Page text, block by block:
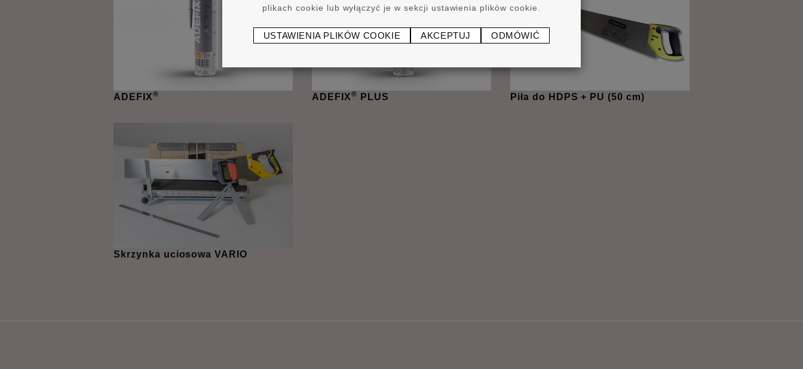
ADEFIX® ADEFIX® PLUS Piła do HDPS + PU (50 cm)
Skrzynka uciosowa VARIO
plikach cookie lub wyłączyć je w sekcji ustawienia plików cookie.
USTAWIENIA PLIKÓW COOKIE AKCEPTUJ ODMÓWIĆ